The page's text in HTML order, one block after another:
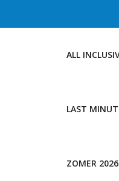
ALL
LAST
ZOMER 2026